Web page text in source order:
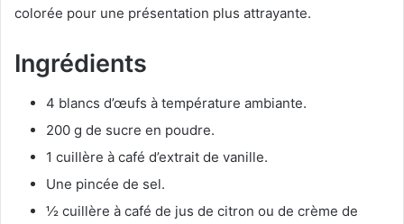
colorée pour une présentation plus attrayante.
Ingrédients
4 blancs d’œufs à température ambiante.
200 g de sucre en poudre.
1 cuillère à café d’extrait de vanille.
Une pincée de sel.
½ cuillère à café de jus de citron ou de crème de